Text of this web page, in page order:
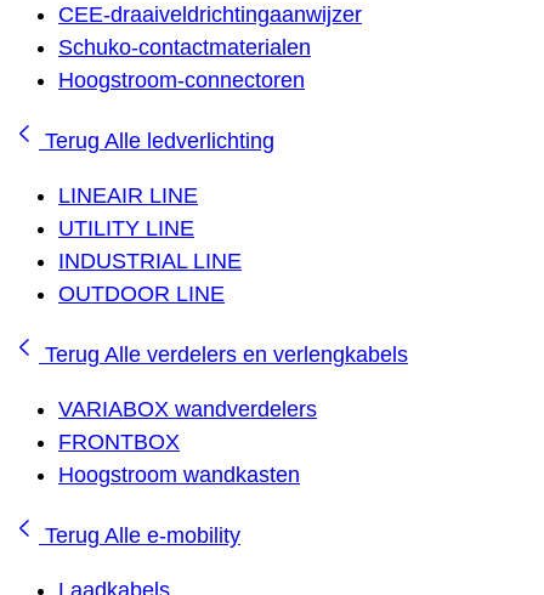
CEE-draaiveldrichtingaanwijzer
Schuko-contactmaterialen
Hoogstroom-connectoren
Terug Alle ledverlichting
LINEAIR LINE
UTILITY LINE
INDUSTRIAL LINE
OUTDOOR LINE
Terug Alle verdelers en verlengkabels
VARIABOX wandverdelers
FRONTBOX
Hoogstroom wandkasten
Terug Alle e-mobility
Laadkabels